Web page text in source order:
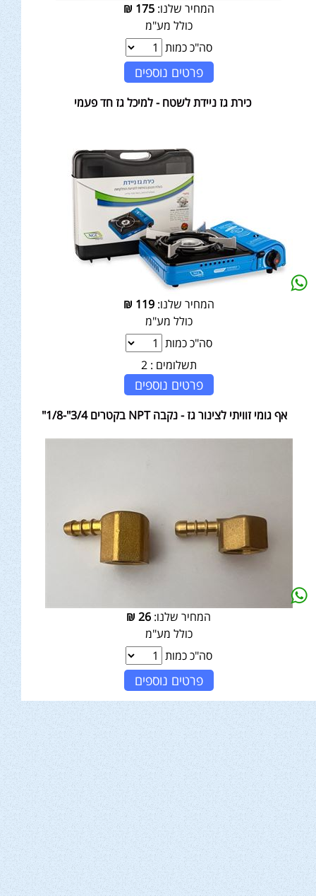
המחיר שלנו:175
₪
כולל מע"מ
סה"כ כמות
פרטים נוספים
כירת גז ניידת לשטח - למיכל גז חד פעמי
המחיר שלנו:119
₪
כולל מע"מ
סה"כ כמות
תשלומים : 2
פרטים נוספים
אף גומי זוויתי לצינור גז - נקבה NPT בקטרים 3/4"-1/8"
המחיר שלנו: 26
₪
כולל מע"מ
סה"כ כמות
פרטים נוספים